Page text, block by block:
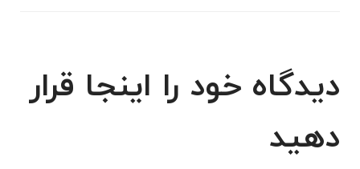
دیدگاه خود را اینجا قرار
دهید